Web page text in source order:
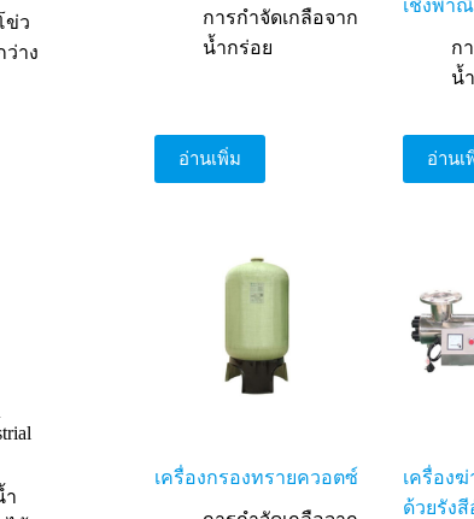
การกำจัดเกลือจาก
น้ำกร่อย
อ่านเพิ่ม
เชิงพา
ก
น้
อ่านเ
เครื่องกรองทรายควอตซ์
เครื่อง
ด้วยรัง
ข่ว
ว่าง
ำ